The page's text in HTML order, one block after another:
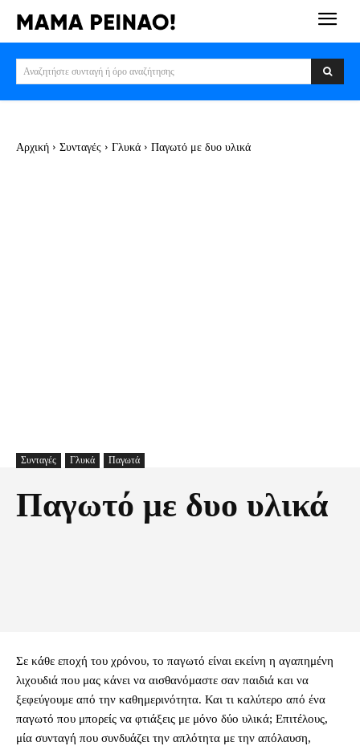
Αναζητήστε συνταγή ή όρο αναζήτησης
Αρχική Συνταγές Γλυκά Παγωτό με δυο υλικά
Συνταγές Γλυκά Παγωτά
Παγωτό με δυο υλικά
Σε κάθε εποχή του χρόνου, το παγωτό είναι εκείνη η αγαπημένη
λιχουδιά που μας κάνει να αισθανόμαστε σαν παιδιά και να
ξεφεύγουμε από την καθημερινότητα. Και τι καλύτερο από ένα
παγωτό που μπορείς να φτιάξεις με μόνο δύο υλικά; Επιτέλους,
μία συνταγή που συνδυάζει την απλότητα με την απόλαυση,